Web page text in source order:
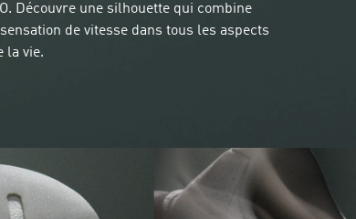
Découvre une silhouette qui combine
de vitesse dans tous les aspects
la vie.